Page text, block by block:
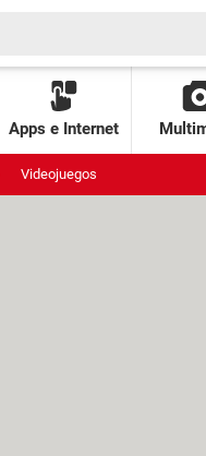
Apps e Internet
Videojuegos